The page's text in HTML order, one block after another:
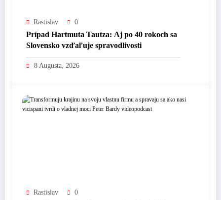
Rastislav 0
Prípad Hartmuta Tautza: Aj po 40 rokoch sa
Slovensko vzďaľuje spravodlivosti
8 Augusta, 2026
Rastislav 0